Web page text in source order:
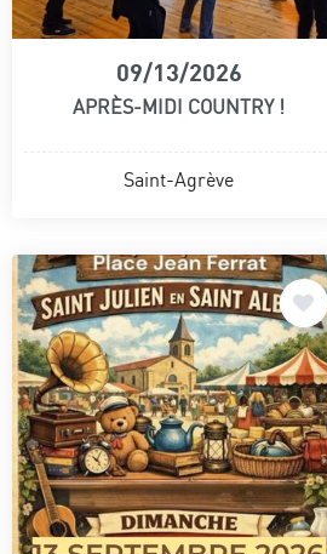
09/13/2026
APRÈS-MIDI COUNTRY !
Saint-Agrève